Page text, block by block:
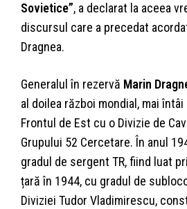
Sovietice”, a declarat la aceea
discursul care a precedat
Dragnea.
Generalul în rezervă Marin
al doilea război mondial, mai
Frontul de Est cu o Divizie de
Grupului 52 Cercetare. În anul
gradul de sergent TR, fiind luat
țară în 1944, cu gradul de
Diviziei Tudor Vladimirescu,